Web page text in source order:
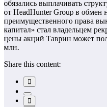
обязались выплачивать
от HeadHunter Group в обмен
преимущественного права
капитал» стал владельцем
цены акций Таврин может
млн.
Share this content: